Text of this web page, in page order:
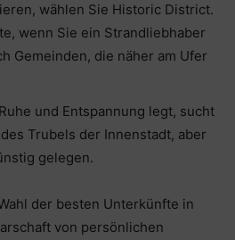
wählen Sie Historic District.
wenn Sie ein Strandliebhaber
Gemeinden, die näher am Ufer
und Entspannung legt, sucht
Trubels der Innenstadt, aber
gelegen.
der besten Unterkünfte in
von persönlichen